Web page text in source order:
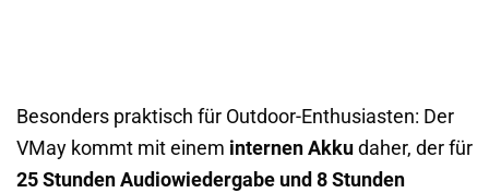
Besonders praktisch für Outdoor-Enthusiasten: Der
VMay kommt mit einem internen Akku daher, der für
25 Stunden Audiowiedergabe und 8 Stunden